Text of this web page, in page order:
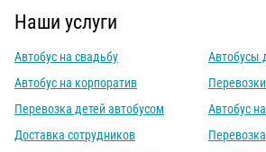
Наши услуги
Автобус на свадьбу
Автобус на корпоратив
Перевозка детей автобусом
Доставка сотрудников
Автобусы
Автобус